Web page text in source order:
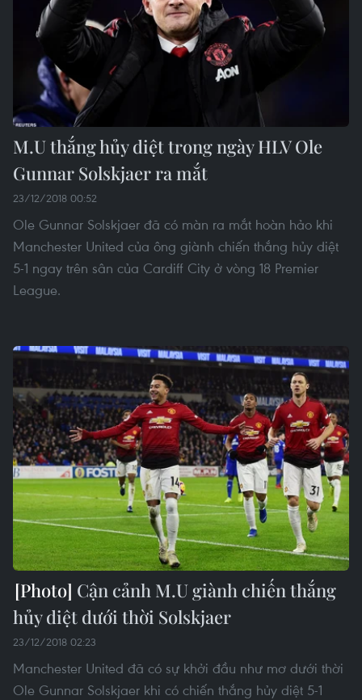
M.U thắng hủy diệt trong ngày HLV Ole
Gunnar Solskjaer ra mắt
23/12/2018 00:52
Ole Gunnar Solskjaer đã có màn ra mắt hoàn hảo khi
Manchester United của ông giành chiến thắng hủy diệt
5-1 ngay trên sân của Cardiff City ở vòng 18 Premier
League.
Cận cảnh M.U giành chiến thắng
hủy diệt dưới thời Solskjaer
23/12/2018 02:23
Manchester United đã có sự khởi đầu như mơ dưới thời
Ole Gunnar Solskjaer khi có chiến thắng hủy diệt 5-1